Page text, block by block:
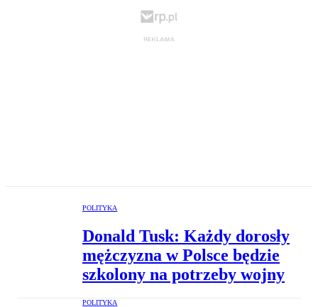
POLITYKA
Donald Tusk: Każdy dorosły
mężczyzna w Polsce będzie
szkolony na potrzeby wojny
POLITYKA